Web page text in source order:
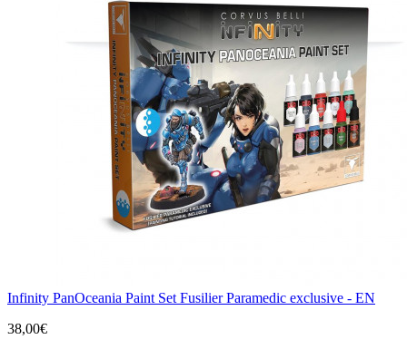
Infinity PanOceania Paint Set Fusilier Paramedic exclusive - EN
38,00€